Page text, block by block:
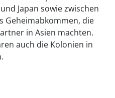
Japan sowie zwischen
Geheimabkommen, die
in Asien machten.
auch die Kolonien in